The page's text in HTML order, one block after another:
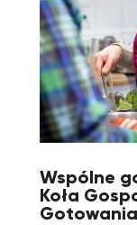
Wspólne
Koła